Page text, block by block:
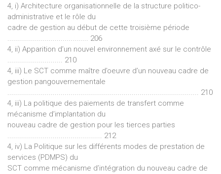
4, i) Architecture organisationnelle de la structure politico-
administrative et le rôle du
cadre de gestion au début de cette troisième période
......................................... 206
4, ii) Apparition d’un nouvel environnement axé sur le contrôle
............................ 210
4, iii) Le SCT comme maître d’oeuvre d’un nouveau cadre de
gestion pangouvernementale
................................................................................................. 210
4, iii) La politique des paiements de transfert comme
mécanisme d’implantation du
nouveau cadre de gestion pour les tierces parties
................................................ 212
4, iv) La Politique sur les différents modes de prestation de
services (PDMPS) du
SCT comme mécanisme d’intégration du nouveau cadre de